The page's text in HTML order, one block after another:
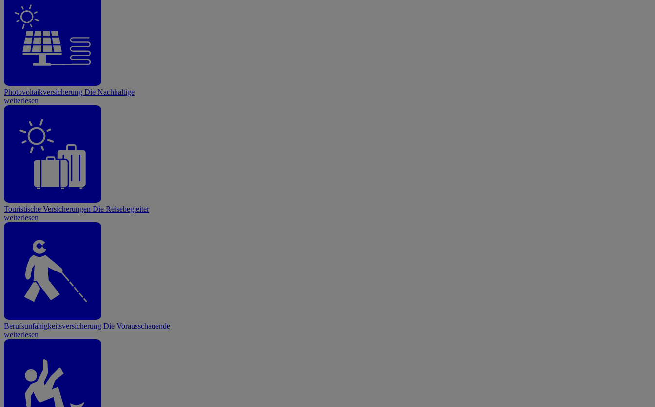
Photovoltaikversicherung Die Nachhaltige
weiterlesen
Touristische Versicherungen Die Reisebegleiter
weiterlesen
Berufsunfähigkeitsversicherung Die Vorausschauende
weiterlesen